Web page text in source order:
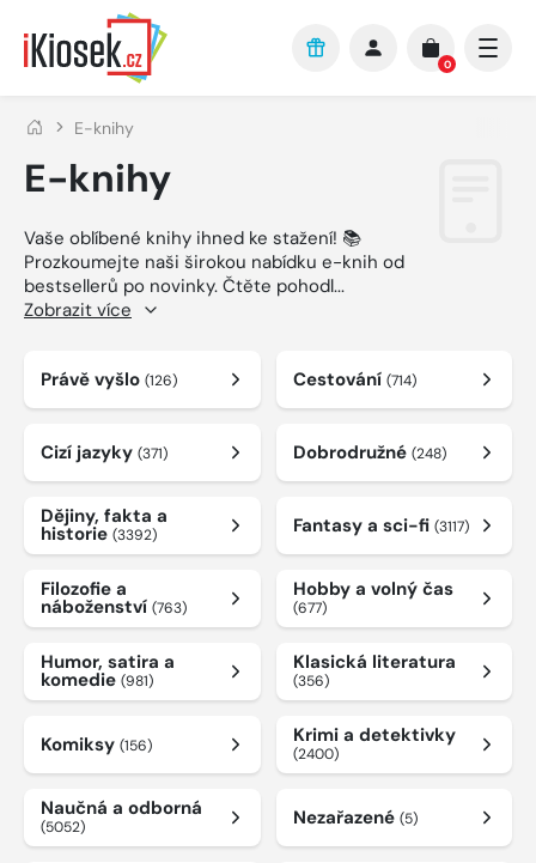
Přejít na hlavní obsah
0
E-knihy
E-knihy
Vaše oblíbené knihy ihned ke stažení! 📚
Prozkoumejte naši širokou nabídku e-knih od
bestsellerů po novinky. Čtěte pohodl...
Zobrazit více
Právě vyšlo (126) Cestování (714)
Cizí jazyky (371) Dobrodružné (248)
Dějiny, fakta a
historie (3392) Fantasy a sci-fi (3117)
Filozofie a
náboženství (763)
Hobby a volný čas
(677)
Humor, satira a
komedie (981)
Klasická literatura
(356)
Komiksy (156) Krimi a detektivky
(2400)
Naučná a odborná
(5052) Nezařazené (5)